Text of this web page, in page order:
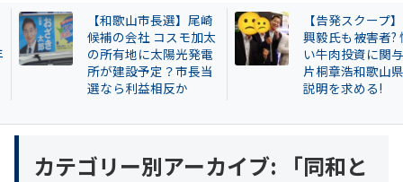
【和歌山市長選】尾崎
候補の会社 コスモ加太
の所有地に太陽光発電
所が建設予定？市長当
選なら利益相反か
【告発スクープ】
興毅氏も被害者?
い牛肉投資に関与
片桐章浩和歌山県
説明を求める!
カテゴリー別アーカイブ:
「同和と